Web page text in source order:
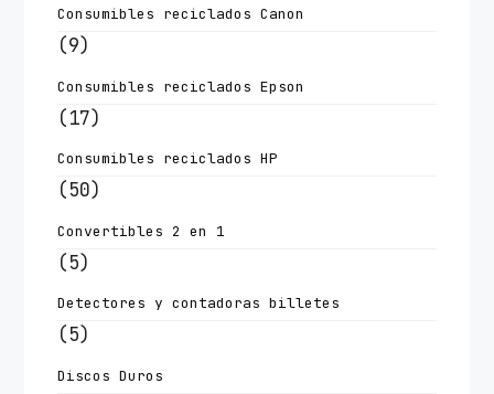
Consumibles reciclados Canon
(9)
Consumibles reciclados Epson
(17)
Consumibles reciclados HP
(50)
Convertibles 2 en 1
(5)
Detectores y contadoras billetes
(5)
Discos Duros